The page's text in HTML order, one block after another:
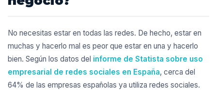
No necesitas estar en todas las redes. De hecho, estar en
muchas y hacerlo mal es peor que estar en una y hacerlo
bien. Según los datos del informe de Statista sobre uso
empresarial de redes sociales en España, cerca del
64% de las empresas españolas ya utiliza redes sociales.